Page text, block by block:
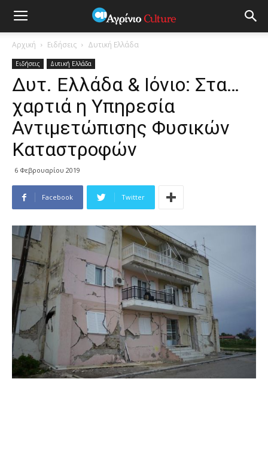
Αρχική Ειδήσεις Δυτική Ελλάδα
Ειδήσεις Δυτική Ελλάδα
Δυτ. Ελλάδα & Ιόνιο: Στα…
χαρτιά η Υπηρεσία
Αντιμετώπισης Φυσικών
Καταστροφών
6 Φεβρουαρίου 2019
Facebook Twitter